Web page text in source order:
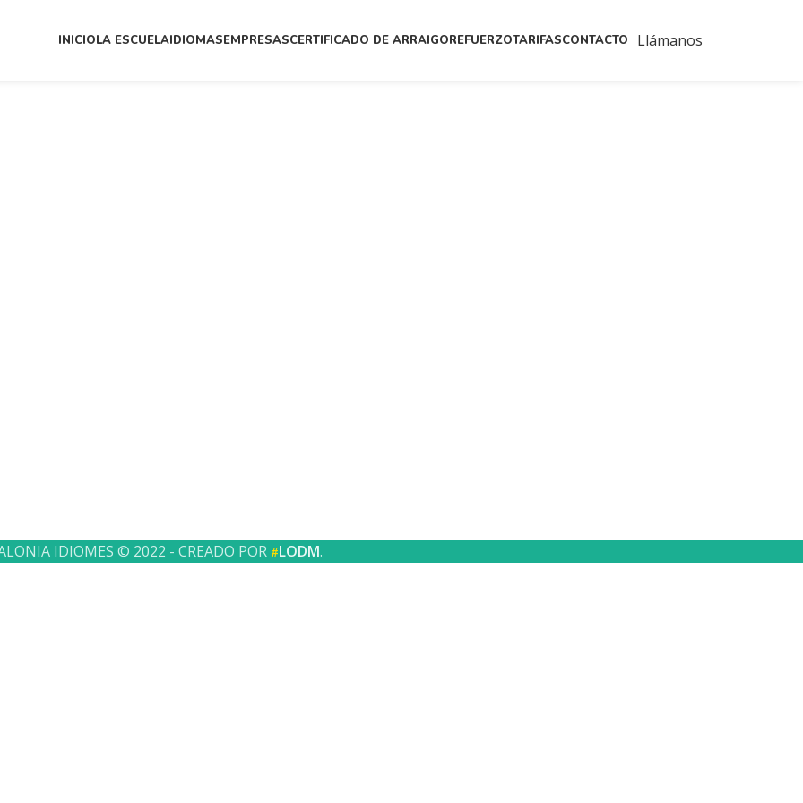
INICIOLA ESCUELAIDIOMASEMPRESASCERTIFICADO DE ARRAIGOREFUERZOTARIFASCONTACTO Llámanos
IDIOMES © 2022 - CREADO POR #LODM.